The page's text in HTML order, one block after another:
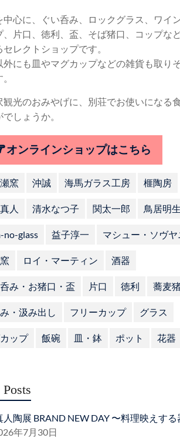
中心に、ぐい呑み、ロックグラス、ワイン
、片口、徳利、盃、そば猪口、コップな
セレクトショップです。
外にも皿やマグカップなどの雑貨も取り
観光のおみやげに、別荘でお使いになる
でしょうか。
オンラインショップはこちら
窯 沖誠 海馬ガラス工房 榧陶房
人 清水なつ子 関太一郎 鳥居明生
no-glass 益子淳一 マシュー・ソヴヤ
ロイ・マーティン 酒器
み・お猪口・盃 片口 徳利 蕎麦
・汲み出し フリーカップ グラス
ップ 飯碗 皿・鉢 ポット 花器
人陶展 BRAND NEW DAY 〜料理映えする
年7月30日